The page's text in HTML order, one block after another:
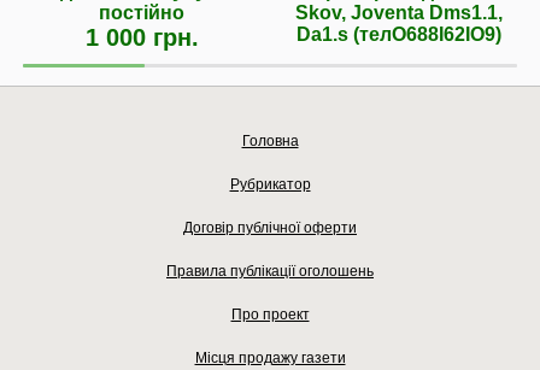
постійно
1 000 грн.
Skov, Joventa Dms1.1,
Da1.s (телО688І62ІО9)
Головна
Рубрикатор
Договір публічної оферти
Правила публікації оголошень
Про проект
Місця продажу газети